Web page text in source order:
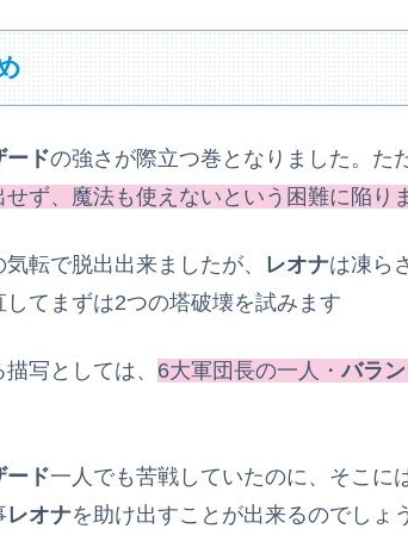
ードの強さが際立つ巻となりました。た
せず、魔法も使えないという困難に陥り
気転で脱出出来ましたが、 レオナは凍ら
してまずは2つの塔破壊を試みます
写としては、 6大軍団長の一人・バラン
ード一人でも苦戦していたのに、そこに
レオナを助け出すことが出来るのでしょ